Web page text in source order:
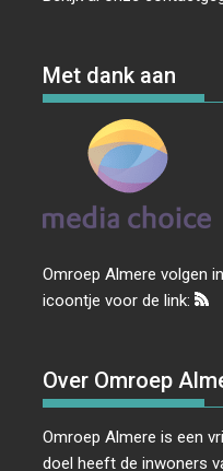
Met dank aan
Omroep Almere volgen
icoontje voor de link:
Over Omroep
Omroep Almere is een
doel heeft de inwoners